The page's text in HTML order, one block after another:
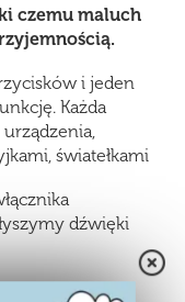
czemu maluch
i jeden
Każda
światełkami
dźwięki